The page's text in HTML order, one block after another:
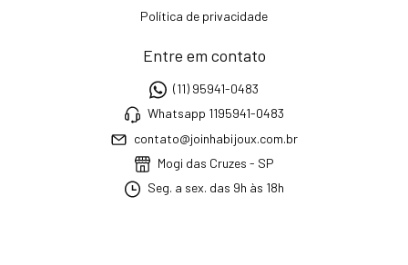
Política de privacidade
Entre em contato
(11) 95941-0483
Whatsapp 1195941-0483
contato@joinhabijoux.com.br
Mogi das Cruzes - SP
Seg. a sex. das 9h às 18h